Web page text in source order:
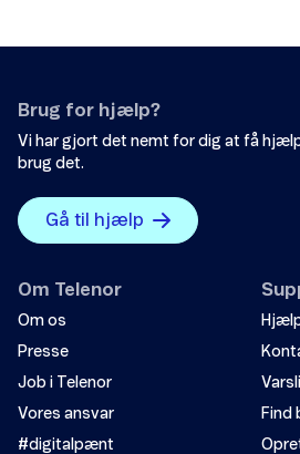
Der er ikke nok eksempler.
Oplysningerne løser ikke mit
Brug for hjælp?
Vi har gjort det nemt for dig at få
brug det.
Gå til hjælp
Om Telenor
Om os
Presse
Job i Telenor
Vores ansvar
#digitalpænt
Find